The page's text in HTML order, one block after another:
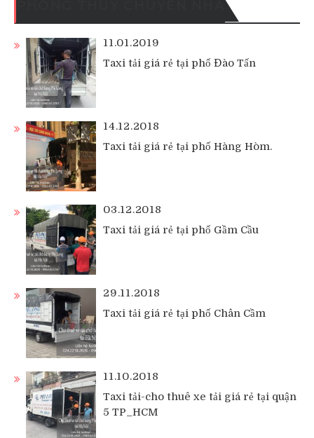
11.01.2019
Taxi tải giá rẻ tại phố Đào Tấn
14.12.2018
Taxi tải giá rẻ tại phố Hàng Hòm.
03.12.2018
Taxi tải giá rẻ tại phố Gầm Cầu
29.11.2018
Taxi tải giá rẻ tại phố Chân Cầm
11.10.2018
Taxi tải-cho thuê xe tải giá rẻ tại quận
5 TP_HCM